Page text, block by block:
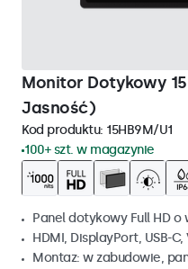
Monitor Dotykowy
Jasność)
Kod produktu: 15HB9M/U1
100+ szt. w magazynie
Panel dotykowy Full HD o
HDMI, DisplayPort, USB-C,
Montaz: w zabudowie,